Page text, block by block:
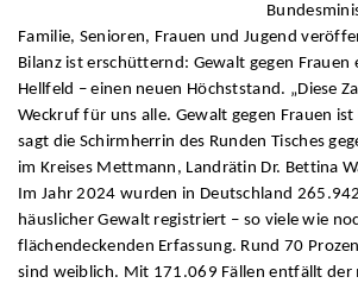
Familie, Senioren, Frauen und Jugend
Bilanz ist erschütternd: Gewalt gegen Frauen
Hellfeld – einen neuen Höchststand. „Diese
Weckruf für uns alle. Gewalt gegen Frauen ist
sagt die Schirmherrin des Runden Tisches
im Kreises Mettmann, Landrätin Dr. Bettina
Im Jahr 2024 wurden in Deutschland
häuslicher Gewalt registriert – so viele wie
flächendeckenden Erfassung. Rund 70
sind weiblich. Mit 171.069 Fällen entfällt der